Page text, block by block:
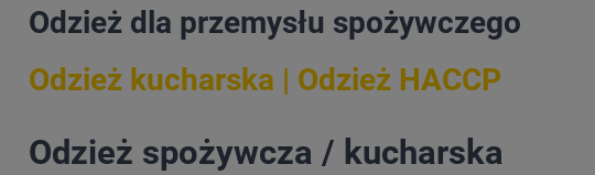
Odzież dla przemysłu spożywczego
Odzież kucharska | Odzież HACCP
Odzież spożywcza / kucharska